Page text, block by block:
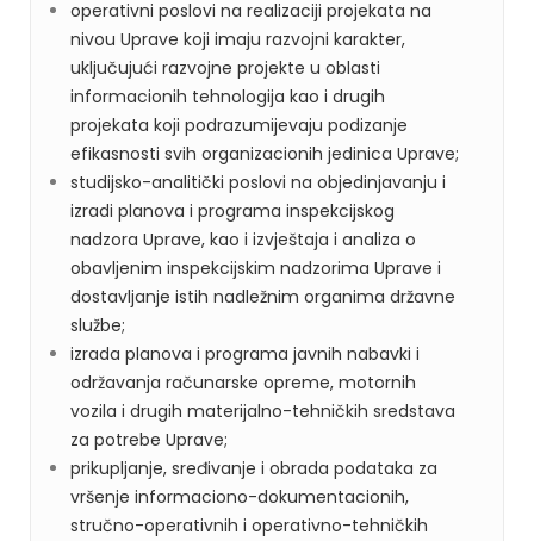
operativni poslovi na realizaciji projekata na
nivou Uprave koji imaju razvojni karakter,
uključujući razvojne projekte u oblasti
informacionih tehnologija kao i drugih
projekata koji podrazumijevaju podizanje
efikasnosti svih organizacionih jedinica Uprave;
studijsko-analitički poslovi na objedinjavanju i
izradi planova i programa inspekcijskog
nadzora Uprave, kao i izvještaja i analiza o
obavljenim inspekcijskim nadzorima Uprave i
dostavljanje istih nadležnim organima državne
službe;
izrada planova i programa javnih nabavki i
održavanja računarske opreme, motornih
vozila i drugih materijalno-tehničkih sredstava
za potrebe Uprave;
prikupljanje, sređivanje i obrada podataka za
vršenje informaciono-dokumentacionih,
stručno-operativnih i operativno-tehničkih